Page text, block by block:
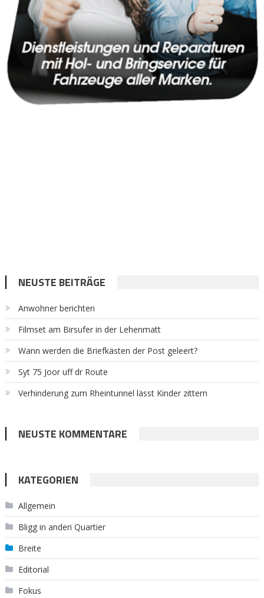
NEUSTE BEITRÄGE
Anwohner berichten
Filmset am Birsufer in der Lehenmatt
Wann werden die Briefkästen der Post geleert?
Syt 75 Joor uff dr Route
Verhinderung zum Rheintunnel lässt Kinder zittern
NEUSTE KOMMENTARE
KATEGORIEN
Allgemein
Bligg in anderi Quartier
Breite
Editorial
Fokus